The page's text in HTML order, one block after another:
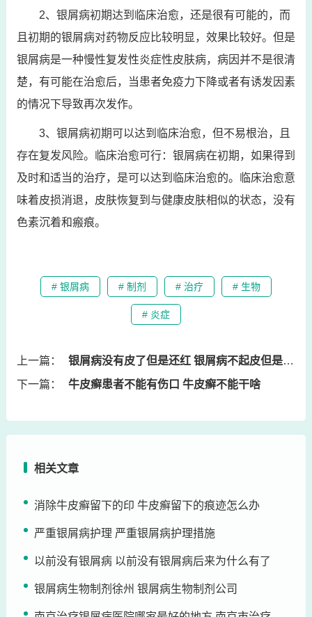
2、银屑病初期达到临床治愈，还是很有可能的，而
且初期的银屑病对药物反应比较明显，效果比较好。但是
银屑病是一种慢性复发性炎症性皮肤病，病因并不是很清
楚，有可能在治愈后，当患者免疫力下降或者有诱发因素
的情况下导致再次发作。
3、银屑病初期可以达到临床治愈，但不易根治，且
存在复发风险。临床治愈可行：银屑病在初期，如果得到
及时和适当的治疗，是可以达到临床治愈的。临床治愈意
味着皮损消退，皮肤恢复到与健康皮肤相似的状态，没有
色素沉着和瘢痕。
# 银屑病 # 制剂 # 治疗 # 生物
# 炎症
上一篇：
银屑病没有皮了但是还红 银屑病不起皮但是有点红
下一篇：
牛皮癣患者不能有伤口 牛皮癣不能干啥
相关文章
消除牛皮癣留下的印 牛皮癣留下的痕迹怎么办
严重银屑病护理 严重银屑病护理措施
以前没有银屑病 以前没有银屑病后来为什么有了
银屑病生物制剂徐州 银屑病生物制剂公司